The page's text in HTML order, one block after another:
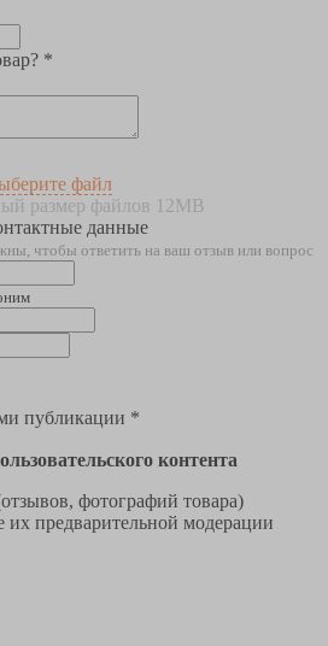
*
файл
размер файлов 12MB
данные
чтобы ответить на ваш отзыв или вопрос
публикации *
контента
фотографий товара)
их предварительной модерации